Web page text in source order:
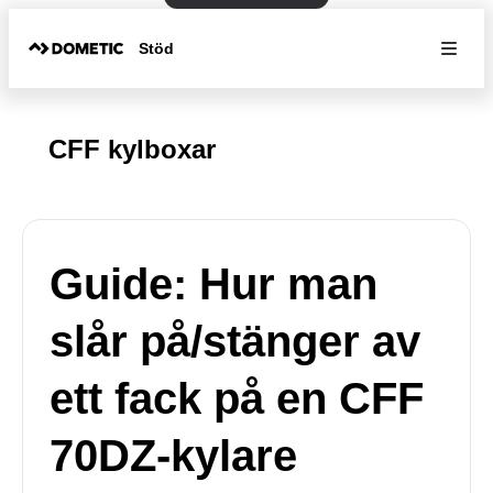
Stöd
CFF kylboxar
Guide: Hur man
slår på/stänger av
ett fack på en CFF
70DZ-kylare